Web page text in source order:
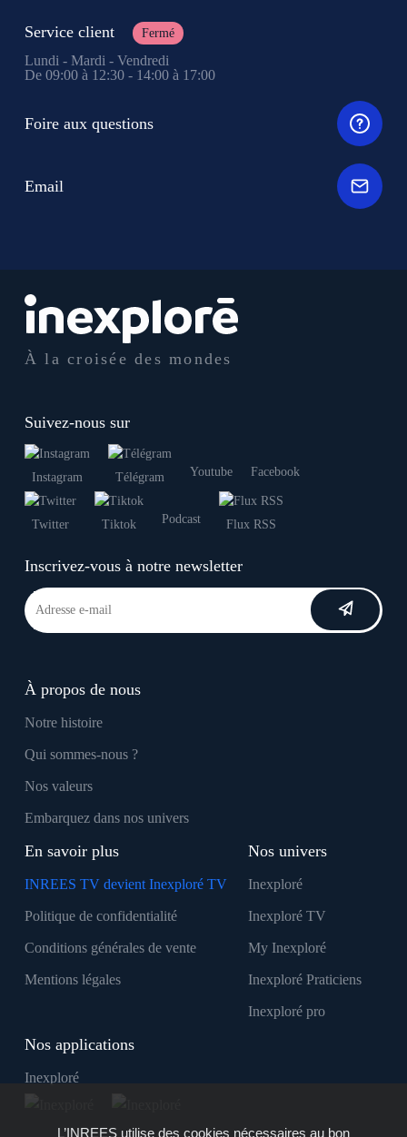
À la croisée des mondes
Suivez-nous sur
Instagram Télégram Youtube Facebook
Twitter Tiktok Podcast Flux RSS
Inscrivez-vous à notre newsletter
À propos de nous
Notre histoire
Qui sommes-nous ?
Nos valeurs
Embarquez dans nos univers
En savoir plus
INREES TV devient Inexploré TV
Politique de confidentialité
Conditions générales de vente
Mentions légales
Nos univers
Inexploré
Inexploré TV
My Inexploré
Inexploré Praticiens
Inexploré pro
Nos applications
Inexploré
Service client Fermé
Lundi - Mardi - Vendredi
De 09:00 à 12:30 - 14:00 à 17:00
Foire aux questions
Email
L’INREES utilise des cookies nécessaires au bon